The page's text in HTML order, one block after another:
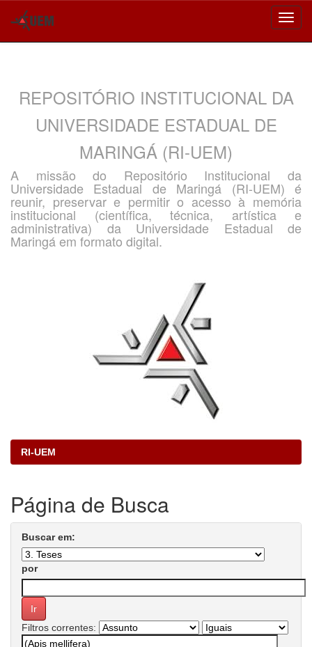
REPOSITÓRIO INSTITUCIONAL DA
UNIVERSIDADE ESTADUAL DE
MARINGÁ (RI-UEM)
A missão do Repositório Institucional da
Universidade Estadual de Maringá (RI-UEM) é
reunir, preservar e permitir o acesso à memória
institucional (científica, técnica, artística e
administrativa) da Universidade Estadual de
Maringá em formato digital.
RI-UEM
Página de Busca
Buscar em:
por
Filtros correntes: